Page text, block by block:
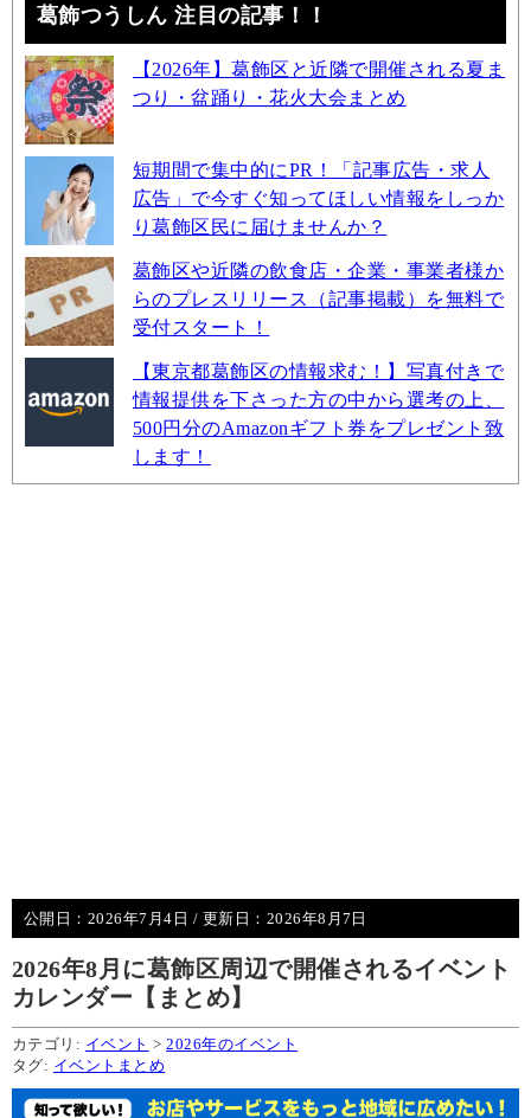
葛飾つうしん 注目の記事！！
【2026年】葛飾区と近隣で開催される夏ま
つり・盆踊り・花火大会まとめ
短期間で集中的にPR！「記事広告・求人
広告」で今すぐ知ってほしい情報をしっか
り葛飾区民に届けませんか？
葛飾区や近隣の飲食店・企業・事業者様か
らのプレスリリース（記事掲載）を無料で
受付スタート！
【東京都葛飾区の情報求む！】写真付きで
情報提供を下さった方の中から選考の上、
500円分のAmazonギフト券をプレゼント致
します！
公開日： 2026年7月4日 / 更新日： 2026年8月7日
2026年8月に葛飾区周辺で開催されるイベント
カレンダー【まとめ】
カテゴリ: イベント >2026年のイベント
タグ: イベントまとめ